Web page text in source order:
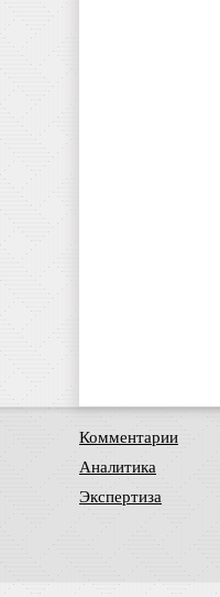
Комментарии
Аналитика
Экспертиза